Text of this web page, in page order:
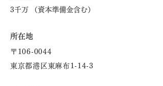
3千万 （資本準備金含む）
所在地
〒106-0044
東京都港区東麻布1-14-3